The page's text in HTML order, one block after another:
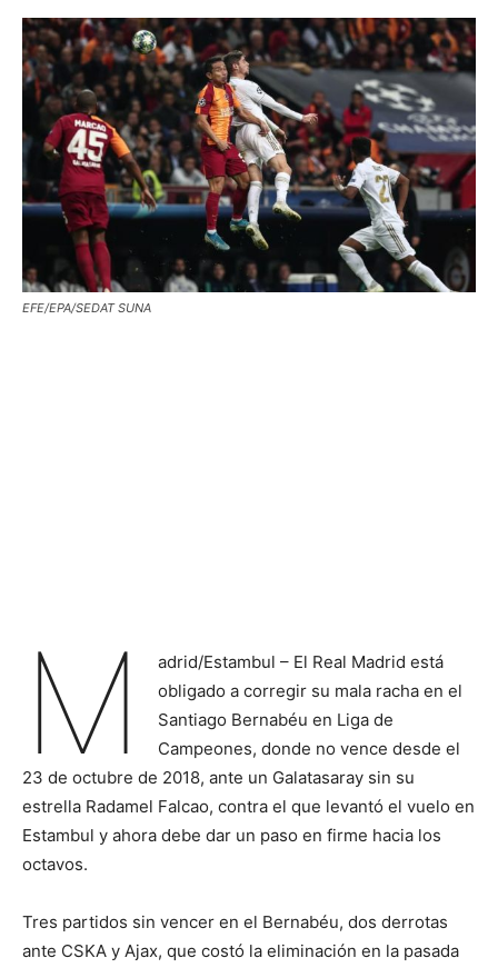
EFE/EPA/SEDAT SUNA
M
adrid/Estambul – El Real Madrid está
obligado a corregir su mala racha en el
Santiago Bernabéu en Liga de
Campeones, donde no vence desde el
23 de octubre de 2018, ante un Galatasaray sin su
estrella Radamel Falcao, contra el que levantó el vuelo en
Estambul y ahora debe dar un paso en firme hacia los
octavos.
Tres partidos sin vencer en el Bernabéu, dos derrotas
ante CSKA y Ajax, que costó la eliminación en la pasada